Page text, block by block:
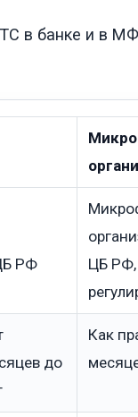
в банке и в
РФ
ЦБ
до
Как